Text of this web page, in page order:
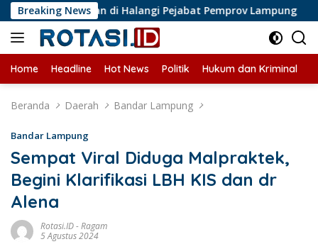
Langsung
ke
konten
Breaking News
Liputan di Halangi Pejabat Pemprov Lampung
Home Headline Hot News Politik Hukum dan Kriminal
Beranda Daerah Bandar Lampung
Bandar Lampung
Sempat Viral Diduga Malpraktek,
Begini Klarifikasi LBH KIS dan dr
Alena
Rotasi.ID-Ragam
5 Agustus 2024